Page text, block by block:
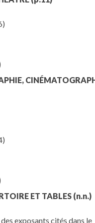
ET TABLES (n.n.)
exposants cités dans le